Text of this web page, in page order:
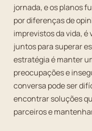
jornada, e os planos
por diferenças de
imprevistos da vida,
juntos para superar
estratégia é manter
preocupações e
conversa pode ser
encontrar soluções
parceiros e